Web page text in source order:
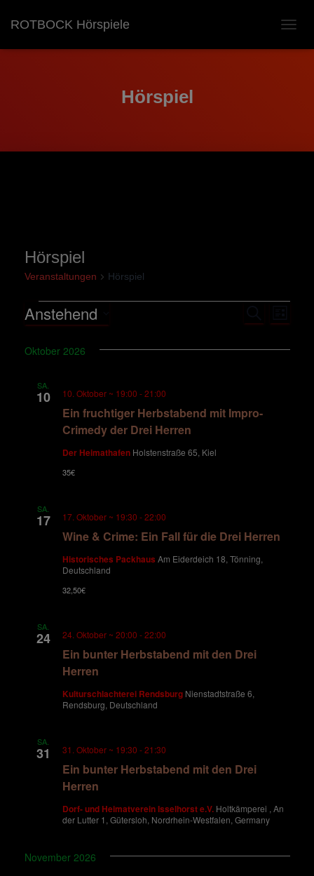
ROTBOCK Hörspiele
Hörspiel
Hörspiel
Veranstaltungen Hörspiel
Veranstaltungen
V
e
a
a
n
g
u
c
U
H
Anstehend
a
Oktober 2026
SA.
10
Ein fruchtiger Herbstabend mit Impro-
Crimedy der Drei Herren
10. Oktober ~ 19:00 -21:00
Der Heimathafen Holstenstraße 65, Kiel
35€
SA.
17
Wine & Crime: Ein Fall für die Drei Herren
17. Oktober ~ 19:30 -22:00
Historisches Packhaus Am Eiderdeich 18, Tönning,
Deutschland
32,50€
SA.
24
Ein bunter Herbstabend mit den Drei
Herren
24. Oktober ~ 20:00 -22:00
Kulturschlachterei Rendsburg Nienstadtstraße 6,
Rendsburg, Deutschland
SA.
31
Ein bunter Herbstabend mit den Drei
Herren
31. Oktober ~ 19:30 -21:30
Dorf- und Heimatverein Isselhorst e.V. Holtkämperei , An
der Lutter 1, Gütersloh, Nordrhein-Westfalen, Germany
November 2026